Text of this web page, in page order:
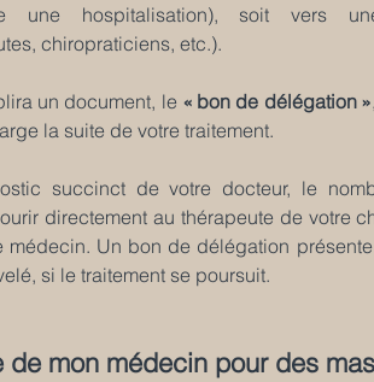
une hospitalisation), soit vers
chiropraticiens, etc.).
un document, le « bon de délégation »
la suite de votre traitement.
succinct de votre docteur, le
directement au thérapeute de votre
médecin. Un bon de délégation
si le traitement se poursuit.
de mon médecin pour des